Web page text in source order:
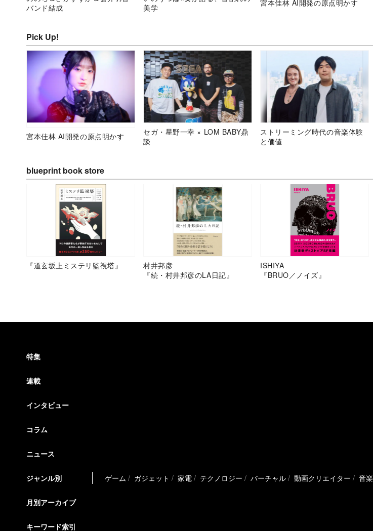
バンド結成
美学
宮本佳林 AI開発の原点明かす
Pick Up!
宮本佳林 AI開発の原点明かす
セガ・星野一幸 × LOM BABY鼎
談
ストリーミング時代の音楽体験
と価値
blueprint book store
『道玄坂上ミステリ監視塔』
村井邦彦
『続・村井邦彦のLA日記』
ISHIYA
『BRUO／ノイズ』
特集
連載
インタビュー
コラム
ニュース
ジャンル別 ゲーム ガジェット 家電 テクノロジー バーチャル 動画クリエイター 音楽
月別アーカイブ
キーワード索引